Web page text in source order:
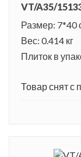
VT/A35/
Размер: 7*40
Вес: 0.414 кг
Плиток в
Товар снят с